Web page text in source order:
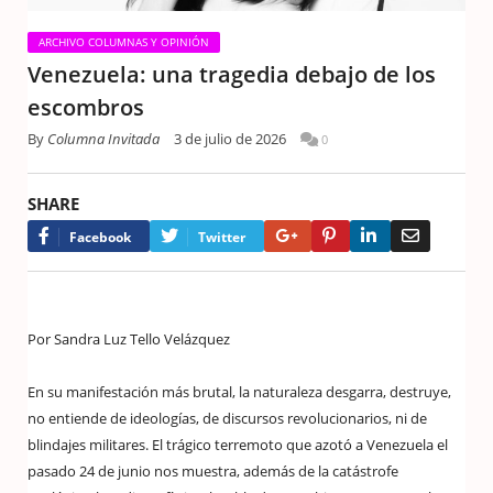
ARCHIVO COLUMNAS Y OPINIÓN
​Venezuela: una tragedia debajo de los
escombros
By Columna Invitada 3 de julio de 2026 0
SHARE
Facebook Twitter Google+PinterestLinkedIn
Por Sandra Luz Tello Velázquez
En su manifestación más brutal, la naturaleza desgarra, destruye,
no entiende de ideologías, de discursos revolucionarios, ni de
blindajes militares. El trágico terremoto que azotó a Venezuela el
pasado 24 de junio nos muestra, además de la catástrofe